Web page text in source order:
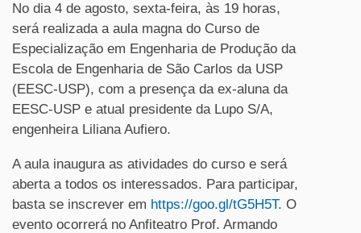
No dia 4 de agosto, sexta-feira, às 19 horas,
será realizada a aula magna do Curso de
Especialização em Engenharia de Produção da
Escola de Engenharia de São Carlos da USP
(EESC-USP), com a presença da ex-aluna da
EESC-USP e atual presidente da Lupo S/A,
engenheira Liliana Aufiero.
A aula inaugura as atividades do curso e será
aberta a todos os interessados. Para participar,
basta se inscrever em https://goo.gl/tG5H5T. O
evento ocorrerá no Anfiteatro Prof. Armando